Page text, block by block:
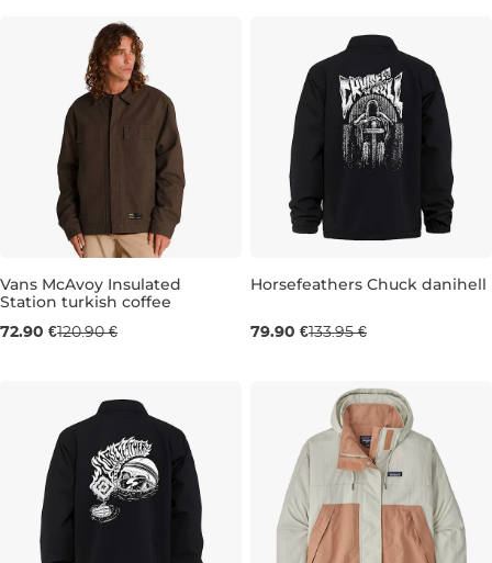
Výpredaj -40 %
Vans McAvoy Insulated
Station turkish coffee
72.90 €120.90 €
Horsefeathers Chuck danihell
79.90 €133.95 €